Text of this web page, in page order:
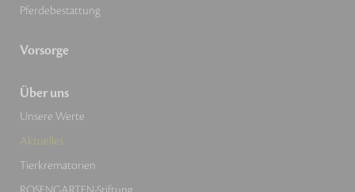
Pferdebestattung
Vorsorge
Über uns
Unsere Werte
Aktuelles
Tierkrematorien